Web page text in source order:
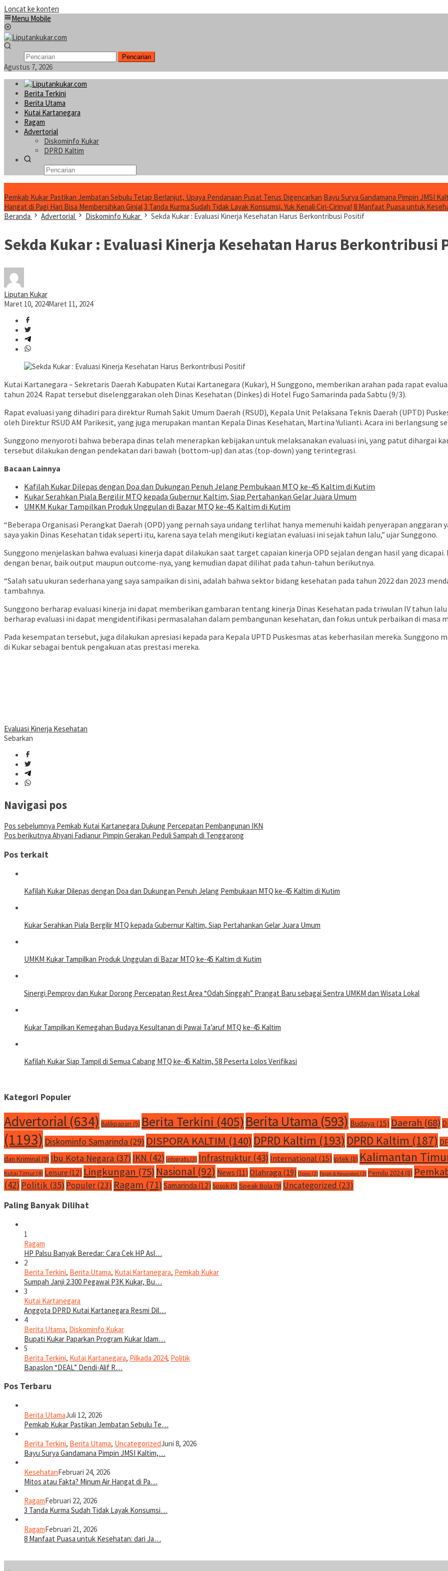
Loncat ke konten
Menu Mobile
Pencarian
Agustus 7, 2026
Berita Terkini
Berita Utama
Kutai Kartanegara
Ragam
Advertorial
Diskominfo Kukar
DPRD Kaltim
Pemkab Kukar Pastikan Jembatan Sebulu Tetap Berlanjut, Upaya Pendanaan Pusat Terus Digencarkan Bayu Surya Gandamana Pimpin JMSI
Hangat di Pagi Hari Bisa Membersihkan Ginjal3 Tanda Kurma Sudah Tidak Layak Konsumsi, Yuk Kenali Ciri-Cirinya! 8 Manfaat Puasa untuk
Beranda
Advertorial Diskominfo Kukar Sekda Kukar : Evaluasi Kinerja Kesehatan Harus Berkontribusi Positif
Sekda Kukar : Evaluasi Kinerja Kesehatan Harus Berkontribusi
Liputan Kukar
Maret 10, 2024Maret 11, 2024
Kutai Kartanegara – Sekretaris Daerah Kabupaten Kutai Kartanegara (Kukar), H Sunggono, memberikan arahan pada rapat
tahun 2024. Rapat tersebut diselenggarakan oleh Dinas Kesehatan (Dinkes) di Hotel Fugo Samarinda pada Sabtu (9/3).
Rapat evaluasi yang dihadiri para direktur Rumah Sakit Umum Daerah (RSUD), Kepala Unit Pelaksana Teknis Daerah (UPTD)
oleh Direktur RSUD AM Parikesit, yang juga merupakan mantan Kepala Dinas Kesehatan, Martina Yulianti. Acara ini berlangsung
Sunggono menyoroti bahwa beberapa dinas telah menerapkan kebijakan untuk melaksanakan evaluasi ini, yang patut dihargai
tersebut dilakukan dengan pendekatan dari bawah (bottom-up) dan atas (top-down) yang terintegrasi.
Bacaan Lainnya
Kafilah Kukar Dilepas dengan Doa dan Dukungan Penuh Jelang Pembukaan MTQ ke-45 Kaltim di Kutim
Kukar Serahkan Piala Bergilir MTQ kepada Gubernur Kaltim, Siap Pertahankan Gelar Juara Umum
UMKM Kukar Tampilkan Produk Unggulan di Bazar MTQ ke-45 Kaltim di Kutim
“Beberapa Organisasi Perangkat Daerah (OPD) yang pernah saya undang terlihat hanya memenuhi kaidah penyerapan anggaran
saya yakin Dinas Kesehatan tidak seperti itu, karena saya telah mengikuti kegiatan evaluasi ini sejak tahun lalu,” ujar Sunggono.
Sunggono menjelaskan bahwa evaluasi kinerja dapat dilakukan saat target capaian kinerja OPD sejalan dengan hasil yang
dengan benar, baik output maupun outcome-nya, yang kemudian dapat dilihat pada tahun-tahun berikutnya.
“Salah satu ukuran sederhana yang saya sampaikan di sini, adalah bahwa sektor bidang kesehatan pada tahun 2022 dan 2023
tambahnya.
Sunggono berharap evaluasi kinerja ini dapat memberikan gambaran tentang kinerja Dinas Kesehatan pada triwulan IV tahun
berharap evaluasi ini dapat mengidentifikasi permasalahan dalam pembangunan kesehatan, dan fokus untuk perbaikan di masa
Pada kesempatan tersebut, juga dilakukan apresiasi kepada para Kepala UPTD Puskesmas atas keberhasilan mereka.
di Kukar sebagai bentuk pengakuan atas prestasi mereka.
Evaluasi Kinerja Kesehatan
Sebarkan
Navigasi pos
Pos sebelumnya Pemkab Kutai Kartanegara Dukung Percepatan Pembangunan IKN
Pos berikutnya Ahyani Fadianur Pimpin Gerakan Peduli Sampah di Tenggarong
Pos terkait
Kafilah Kukar Dilepas dengan Doa dan Dukungan Penuh Jelang Pembukaan MTQ ke-45 Kaltim di Kutim
Kukar Serahkan Piala Bergilir MTQ kepada Gubernur Kaltim, Siap Pertahankan Gelar Juara Umum
UMKM Kukar Tampilkan Produk Unggulan di Bazar MTQ ke-45 Kaltim di Kutim
Sinergi Pemprov dan Kukar Dorong Percepatan Rest Area “Odah Singgah” Prangat Baru sebagai Sentra UMKM dan Wisata Lokal
Kukar Tampilkan Kemegahan Budaya Kesultanan di Pawai Ta’aruf MTQ ke-45 Kaltim
Kafilah Kukar Siap Tampil di Semua Cabang MTQ ke-45 Kaltim, 58 Peserta Lolos Verifikasi
Kategori Populer
Advertorial (634) Balikpapan (5) Berita Terkini (405)Berita Utama (593) Budaya (15) Daerah (68)
(1193) Diskominfo Samarinda (29) DISPORA KALTIM (140) DPRD Kaltim (193) DPRD Kaltim (187)
dan Kriminal(9) Ibu Kota Negara (37) IKN (42) Infografis (3) Infrastruktur (43) International (15) Iptek(8) Kalimantan
Kutai Timur (4) Leisure (12) Lingkungan (75) Nasional (92) News (11) Olahraga (19) Opini (2) Pajak & Keuangan (2) Pemilu 2024(8)
(42) Politik (35) Populer(23) Ragam (71) Samarinda (12) Sosok(5) Speak Bola (9) Uncategorized (23)
Paling Banyak Dilihat
1
Ragam
HP Palsu Banyak Beredar: Cara Cek HP Asl…
2
Berita Terkini, Berita Utama, Kutai Kartanegara, Pemkab Kukar
Sumpah Janji 2.300 Pegawai P3K Kukar, Bu…
3
Kutai Kartanegara
Anggota DPRD Kutai Kartanegara Resmi Dil…
4
Berita Utama, Diskominfo Kukar
Bupati Kukar Paparkan Program Kukar Idam…
5
Berita Terkini, Kutai Kartanegara, Pilkada 2024, Politik
Bapaslon “DEAL” Dendi-Alif R…
Pos Terbaru
Berita UtamaJuli 12, 2026
Pemkab Kukar Pastikan Jembatan Sebulu Te…
Berita Terkini, Berita Utama, UncategorizedJuni 8, 2026
Bayu Surya Gandamana Pimpin JMSI Kaltim,…
KesehatanFebruari 24, 2026
Mitos atau Fakta? Minum Air Hangat di Pa…
RagamFebruari 22, 2026
3 Tanda Kurma Sudah Tidak Layak Konsumsi…
RagamFebruari 21, 2026
8 Manfaat Puasa untuk Kesehatan: dari Ja…